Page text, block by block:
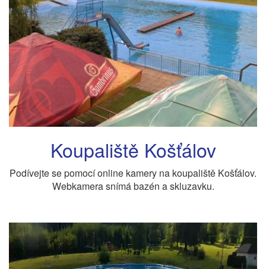
Koupaliště Košťálov
Podívejte se pomocí online kamery na koupaliště Košťálov.
Webkamera snímá bazén a skluzavku.